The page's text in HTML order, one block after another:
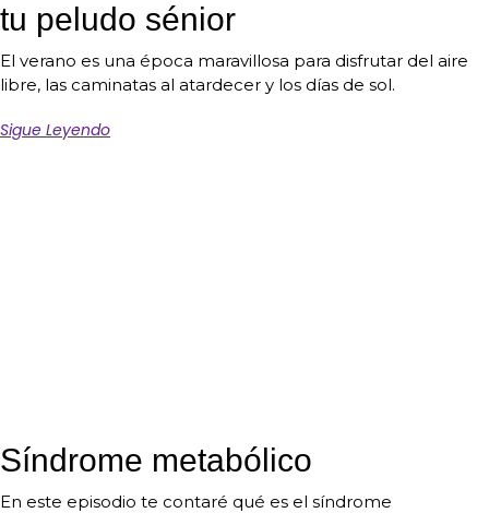
tu peludo sénior
El verano es una época maravillosa para disfrutar del aire
libre, las caminatas al atardecer y los días de sol.
Sigue Leyendo
Síndrome metabólico
En este episodio te contaré qué es el síndrome